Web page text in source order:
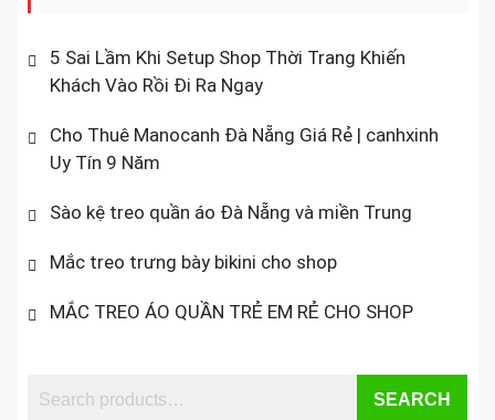
5 Sai Lầm Khi Setup Shop Thời Trang Khiến
Khách Vào Rồi Đi Ra Ngay
Cho Thuê Manocanh Đà Nẵng Giá Rẻ | canhxinh
Uy Tín 9 Năm
Sào kệ treo quần áo Đà Nẵng và miền Trung
Mắc treo trưng bày bikini cho shop
MẮC TREO ÁO QUẦN TRẺ EM RẺ CHO SHOP
SEARCH